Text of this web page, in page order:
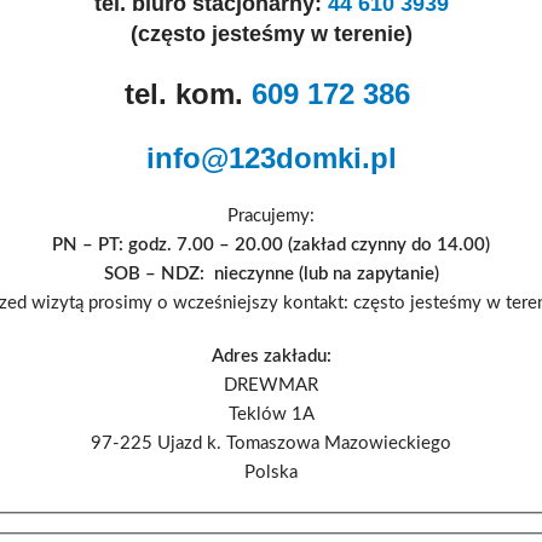
(często jesteśmy w terenie)
tel. kom. 609 172 386
info@123domki.pl
Pracujemy:
PN – PT: godz. 7.00 – 20.00 (zakład czynny do 14.00)
SOB – NDZ: nieczynne (lub na zapytanie)
wizytą prosimy o wcześniejszy kontakt: często jesteśmy w
Adres zakładu:
DREWMAR
Teklów 1A
97-225 Ujazd k. Tomaszowa Mazowieckiego
Polska